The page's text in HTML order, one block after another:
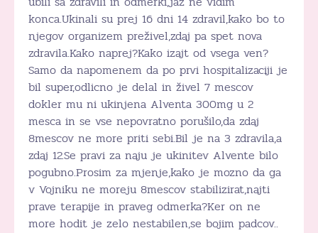
konca.Ukinali su prej 16 dni 14 zdravil,kako bo to
njegov organizem preživel,zdaj pa spet nova
zdravila.Kako naprej?Kako izajt od vsega ven?
Samo da napomenem da po prvi hospitalizaciji je
bil super,odlicno je delal in živel 7 mescov
dokler mu ni ukinjena Alventa 300mg u 2
mesca in se vse nepovratno porušilo,da zdaj
8mescov ne more priti sebi.Bil je na 3 zdravila,a
zdaj 12.Se pravi za naju je ukinitev Alvente bilo
pogubno.Prosim za mjenje,kako je mozno da ga
v Vojniku ne moreju 8mescov stabilizirat,najti
prave terapije in praveg odmerka?Ker on ne
more hodit je zelo nestabilen,se bojim padcov..